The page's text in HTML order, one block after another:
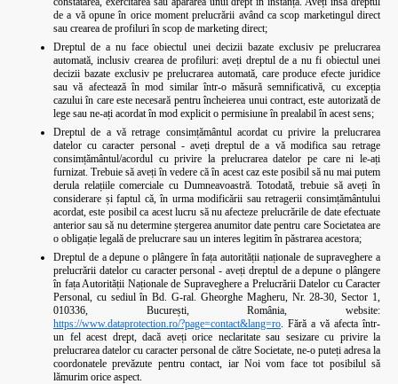
de a vă opune în orice moment prelucrării având ca scop marketingul direct
sau crearea de profiluri în scop de marketing direct;
Dreptul de a nu face obiectul unei decizii bazate exclusiv pe prelucrarea
automată, inclusiv crearea de profiluri: aveți dreptul de a nu fi obiectul unei
decizii bazate exclusiv pe prelucrarea automată, care produce efecte juridice
sau vă afectează în mod similar într-o măsură semnificativă, cu excepția
cazului în care este necesară pentru încheierea unui contract, este autorizată de
lege sau ne-ați acordat în mod explicit o permisiune în prealabil în acest sens;
Dreptul de a vă retrage consimțământul acordat cu privire la prelucrarea
datelor cu caracter personal - aveți dreptul de a vă modifica sau retrage
consimțământul/acordul cu privire la prelucrarea datelor pe care ni le-ați
furnizat. Trebuie să aveți în vedere că în acest caz este posibil să nu mai putem
derula relațiile comerciale cu Dumneavoastră. Totodată, trebuie să aveți în
considerare și faptul că, în urma modificării sau retragerii consimțământului
acordat, este posibil ca acest lucru să nu afecteze prelucrările de date efectuate
anterior sau să nu determine ștergerea anumitor date pentru care Societatea are
o obligație legală de prelucrare sau un interes legitim în păstrarea acestora;
Dreptul de a depune o plângere în fața autorității naționale de supraveghere a
prelucrării datelor cu caracter personal - aveți dreptul de a depune o plângere
în fața Autorității Naționale de Supraveghere a Prelucrării Datelor cu Caracter
Personal, cu sediul în Bd. G-ral. Gheorghe Magheru, Nr. 28-30, Sector 1,
010336, București, România, website:
https://www.dataprotection.ro/?page=contact&lang=ro. Fără a vă afecta într-
un fel acest drept, dacă aveți orice neclaritate sau sesizare cu privire la
prelucrarea datelor cu caracter personal de către Societate, ne-o puteți adresa la
coordonatele prevăzute pentru contact, iar Noi vom face tot posibilul să
lămurim orice aspect.